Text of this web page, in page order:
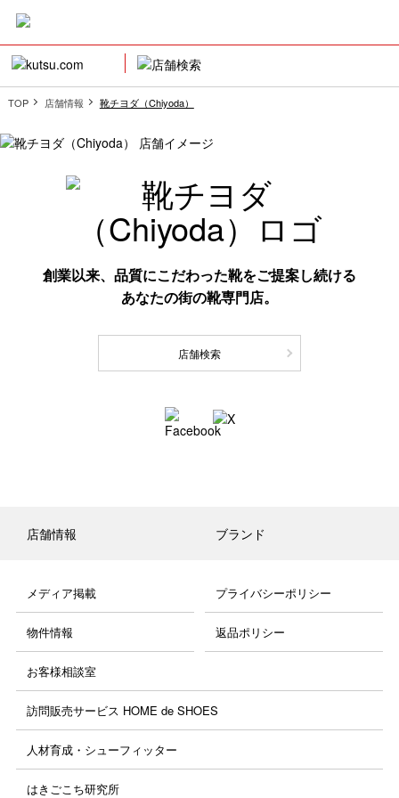
TOP 店舗情報 靴チヨダ（Chiyoda）
創業以来、品質にこだわった靴をご提案し続ける
あなたの街の靴専門店。
店舗検索
店舗情報 ブランド
メディア掲載 プライバシーポリシー
物件情報 返品ポリシー
お客様相談室
訪問販売サービス HOME de SHOES
人材育成・シューフィッター
はきごこち研究所